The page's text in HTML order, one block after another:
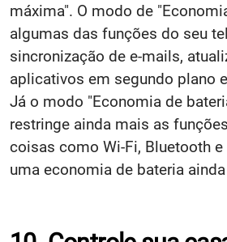
máxima". O modo de
algumas das funções do seu
sincronização de e-mails,
aplicativos em segundo plano
Já o modo "Economia de
restringe ainda mais as
coisas como Wi-Fi, Bluetooth e
uma economia de bateria